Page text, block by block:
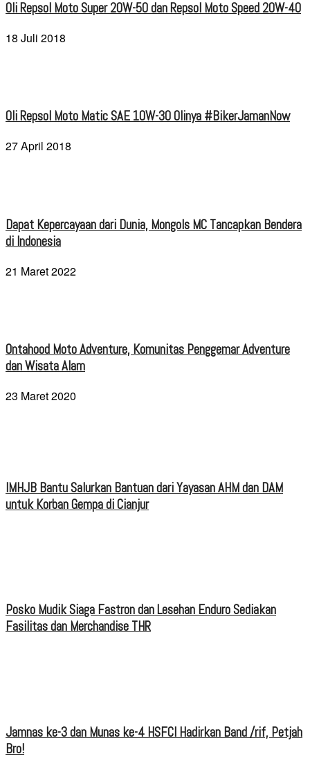
Oli Repsol Moto Super 20W-50 dan Repsol Moto Speed 20W-40
18 Juli 2018
Oli Repsol Moto Matic SAE 10W-30 Olinya #BikerJamanNow
27 April 2018
Dapat Kepercayaan dari Dunia, Mongols MC Tancapkan Bendera
di Indonesia
21 Maret 2022
Ontahood Moto Adventure, Komunitas Penggemar Adventure
dan Wisata Alam
23 Maret 2020
IMHJB Bantu Salurkan Bantuan dari Yayasan AHM dan DAM
untuk Korban Gempa di Cianjur
Posko Mudik Siaga Fastron dan Lesehan Enduro Sediakan
Fasilitas dan Merchandise THR
Jamnas ke-3 dan Munas ke-4 HSFCI Hadirkan Band /rif, Petjah
Bro!